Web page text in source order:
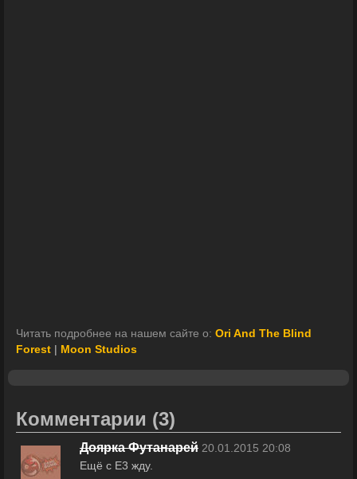
Читать подробнее на нашем сайте о: Ori And The Blind
Forest
Moon Studios
Комментарии (3)
Доярка Футанарей 20.01.2015 20:08
Ещё с E3 жду.